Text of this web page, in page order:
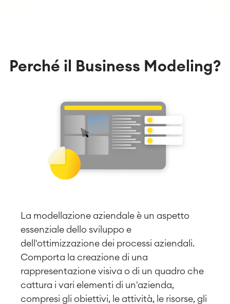
Perché il Business Modeling?
La modellazione aziendale è un aspetto
essenziale dello sviluppo e
dell'ottimizzazione dei processi aziendali.
Comporta la creazione di una
rappresentazione visiva o di un quadro che
cattura i vari elementi di un'azienda,
compresi gli obiettivi, le attività, le risorse, gli